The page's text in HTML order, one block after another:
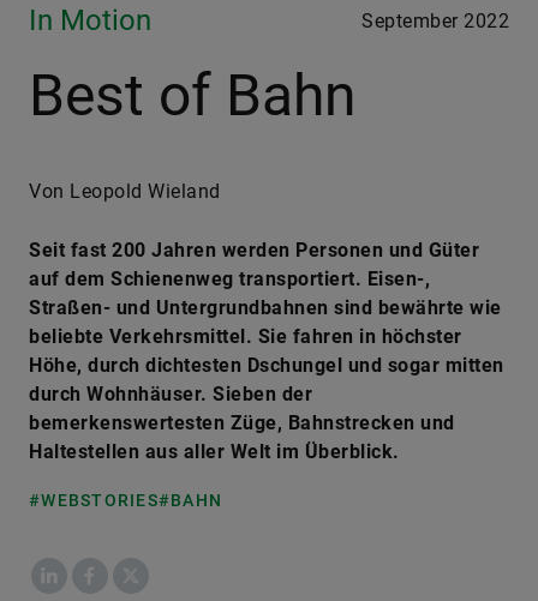
In Motion September 2022
Best of Bahn
Von Leopold Wieland
Seit fast 200 Jahren werden Personen und Güter
auf dem Schienenweg transportiert. Eisen-,
Straßen- und Untergrundbahnen sind bewährte wie
beliebte Verkehrsmittel. Sie fahren in höchster
Höhe, durch dichtesten Dschungel und sogar mitten
durch Wohnhäuser. Sieben der
bemerkenswertesten Züge, Bahnstrecken und
Haltestellen aus aller Welt im Überblick.
#WEBSTORIES#BAHN
LinkedInFacebook
X